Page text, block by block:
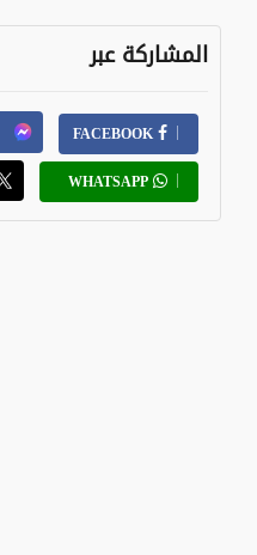
المشاركة عبر
FACEBOOK
WHATSAPP